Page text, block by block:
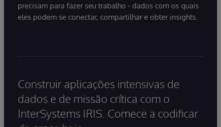
precisam para fazer seu trabalho - dados com os quais
eles podem se conectar, compartilhar e obter insights.
Construir aplicações intensivas de
dados e de missão crítica com o
InterSystems IRIS. Comece a codificar